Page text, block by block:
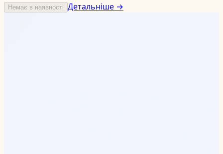
Немає в наявності Детальніше →